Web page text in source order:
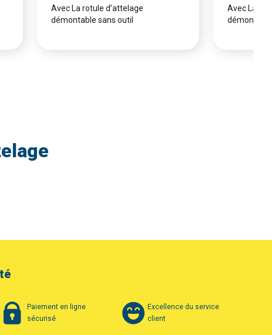
Avec La rotule d’attelage
démontable sans outil
Avec La
Paiement en ligne
sécurisé
Excellence du service
client